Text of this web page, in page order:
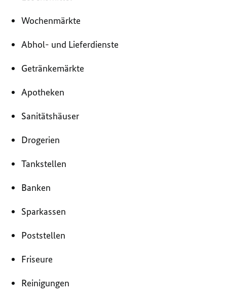
Wochenmärkte
Abhol- und Lieferdienste
Getränkemärkte
Apotheken
Sanitätshäuser
Drogerien
Tankstellen
Banken
Sparkassen
Poststellen
Friseure
Reinigungen